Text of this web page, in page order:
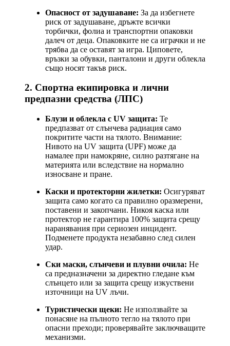
Опасност от задушаване: За да избегнете
риск от задушаване, дръжте всички
торбички, фолиа и транспортни опаковки
далеч от деца. Опаковките не са играчки и не
трябва да се оставят за игра. Циповете,
връзки за обувки, панталони и други облекла
също носят такъв риск.
2. Спортна екипировка и лични
предпазни средства (ЛПС)
Блузи и облекла с UV защита: Те
предпазват от слънчева радиация само
покритите части на тялото. Внимание:
Нивото на UV защита (UPF) може да
намалее при намокряне, силно разтягане на
материята или вследствие на нормално
износване и пране.
Каски и протекторни жилетки: Осигуряват
защита само когато са правилно оразмерени,
поставени и закопчани. Никоя каска или
протектор не гарантира 100% защита срещу
наранявания при сериозен инцидент.
Подменете продукта незабавно след силен
удар.
Ски маски, слънчеви и плувни очила: Не
са предназначени за директно гледане към
слънцето или за защита срещу изкуствени
източници на UV лъчи.
Туристически щеки: Не използвайте за
понасяне на пълното тегло на тялото при
опасни преходи; проверявайте заключващите
механизми.